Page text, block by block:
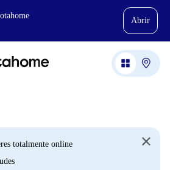
Abrir
totalmente online